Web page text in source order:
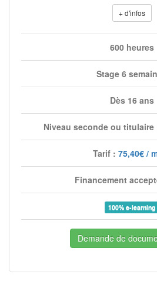
+ d'infos
600 heures
Stage 6
Dès 16 ans
Niveau seconde ou titulaire
Tarif : 75,40€ /
Financement
100% e-learning
Demande de